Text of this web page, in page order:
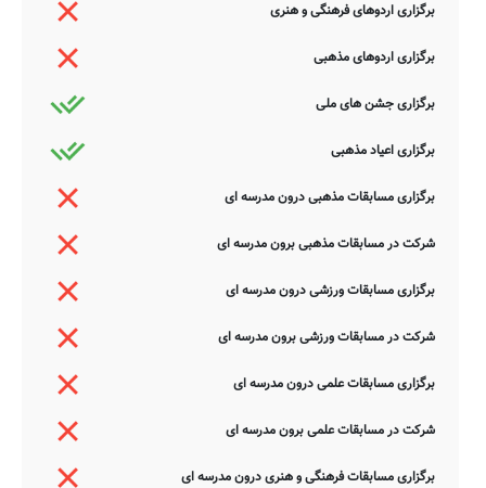
برگزاری اردوهای فرهنگی و هنری
برگزاری اردوهای مذهبی
برگزاری جشن های ملی
برگزاری اعیاد مذهبی
برگزاری مسابقات مذهبی درون مدرسه ای
شرکت در مسابقات مذهبی برون مدرسه ای
برگزاری مسابقات ورزشی درون مدرسه ای
شرکت در مسابقات ورزشی برون مدرسه ای
برگزاری مسابقات علمی درون مدرسه ای
شرکت در مسابقات علمی برون مدرسه ای
برگزاری مسابقات فرهنگی و هنری درون مدرسه ای